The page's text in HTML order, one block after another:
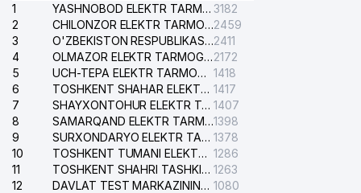
1
YASHNOBOD ELEKTR TARMOG'I NOSOZLIKLARI XIZMATI 3182
2
CHILONZOR ELEKTR TARMOG'I NOSOZLIK XIZMATI2459
3
O'ZBEKISTON RESPUBLIKASI BOSH PROKURATURASI ISHONCH TELEFONI2411
4
OLMAZOR ELEKTR TARMOG'I NOSOZLIKLARI XIZMATI2172
5
UCH-TEPA ELEKTR TARMOG'I NOSOZLIKLARI XIZMATI 1418
6
TOSHKENT SHAHAR ELEKTR TARMOQLARI KORXONASI AJ 1417
7
SHAYXONTOHUR ELEKTR TARMOG'I NOSOZLIKLARINI TUZATISH XIZMATI 1407
8
SAMARQAND ELEKTR TARMOQLARI AJ1398
9
SURXONDARYO ELEKTR TARMOQLARI AJ 1378
10
TOSHKENT TUMANI ELEKTR TARMOG'I AVARIYA XIZMATI 1286
11
TOSHKENT SHAHRI TASHKILOT TELEFONLARI HAQIDA MA'LUMOT BYUROSI 1263
12
DAVLAT TEST MARKAZINING ISHONCH TELEFONLARI 1080